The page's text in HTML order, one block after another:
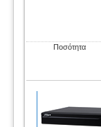
Ποσότητα